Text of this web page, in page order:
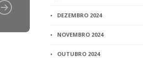
DEZEMBRO 2024
NOVEMBRO 2024
OUTUBRO 2024